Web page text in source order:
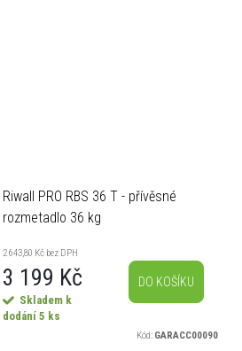
Riwall PRO RBS 36 T - přívěsné
rozmetadlo 36 kg
2 643,80 Kč bez DPH
3 199 Kč
Skladem k
dodání 5 ks
DO KOŠÍKU
Kód: GARACC00090